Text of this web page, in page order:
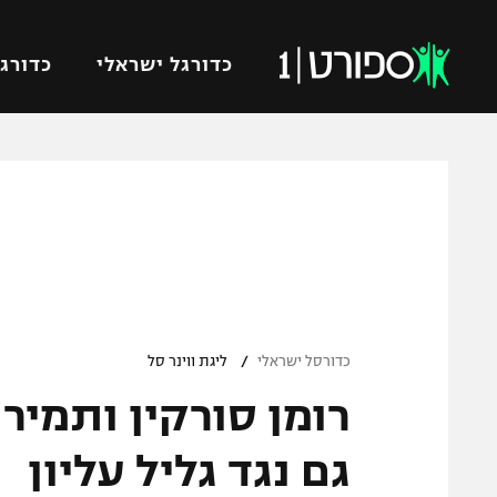
כדורגל ישראלי
ברחבה
"מעל הליגה" – פודקאסט
"מחצית בשכונה" – פודקאסט
מכבי
בית"ר
כדורסל ישראלי / ליגת ווינר סל
רומן סורקין
גם נגד גליל עליון